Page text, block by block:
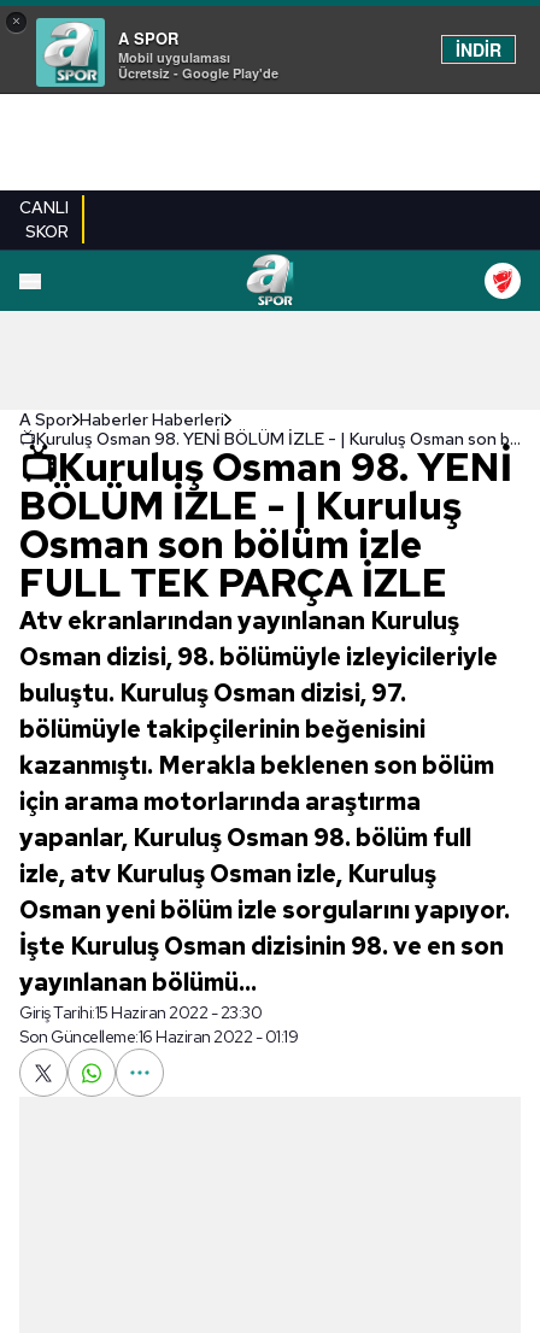
×
A SPOR
Mobil uygulaması
Ücretsiz - Google Play'de
İNDİR
CANLI
SKOR
A Spor Haberler Haberleri
📺Kuruluş Osman 98. YENİ BÖLÜM İZLE - | Kuruluş Osman son bölüm izle FULL TEK PARÇA İZLE
📺Kuruluş Osman 98. YENİ
BÖLÜM İZLE - | Kuruluş
Osman son bölüm izle
FULL TEK PARÇA İZLE
Atv ekranlarından yayınlanan Kuruluş
Osman dizisi, 98. bölümüyle izleyicileriyle
buluştu. Kuruluş Osman dizisi, 97.
bölümüyle takipçilerinin beğenisini
kazanmıştı. Merakla beklenen son bölüm
için arama motorlarında araştırma
yapanlar, Kuruluş Osman 98. bölüm full
izle, atv Kuruluş Osman izle, Kuruluş
Osman yeni bölüm izle sorgularını yapıyor.
İşte Kuruluş Osman dizisinin 98. ve en son
yayınlanan bölümü...
Giriş Tarihi:15 Haziran 2022 - 23:30
Son Güncelleme:16 Haziran 2022 - 01:19